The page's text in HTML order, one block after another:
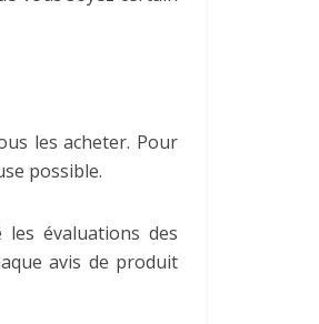
les acheter. Pour
possible.
évaluations des
avis de produit